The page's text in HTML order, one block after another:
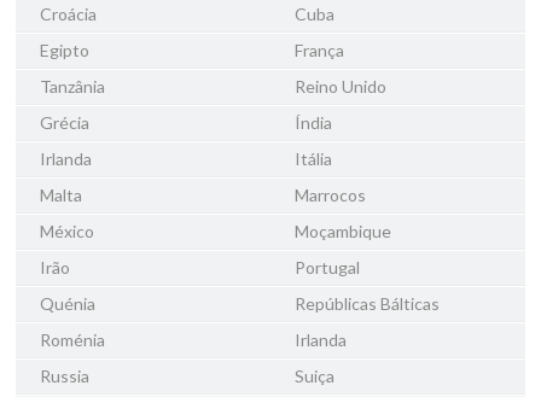
Croácia
Cuba
Egipto
França
Tanzânia
Reino Unido
Grécia
Índia
Irlanda
Itália
Malta
Marrocos
México
Moçambique
Irão
Portugal
Quénia
Repúblicas Bálticas
Roménia
Irlanda
Russia
Suiça